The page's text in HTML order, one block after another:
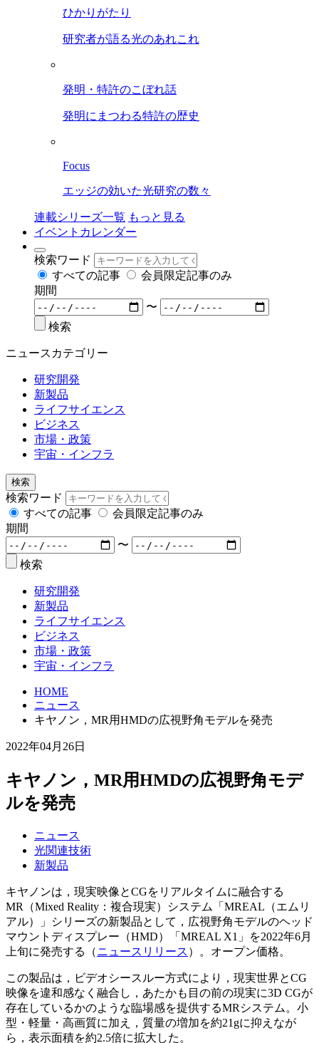
ひかりがたり
研究者が語る光のあれこれ
発明・特許のこぼれ話
発明にまつわる特許の歴史
Focus
エッジの効いた光研究の数々
連載シリーズ一覧 もっと見る
イベントカレンダー
検索ワード
すべての記事
会員限定記事のみ
期間
〜
検索
ニュースカテゴリー
研究開発
新製品
ライフサイエンス
ビジネス
市場・政策
宇宙・インフラ
検索
検索ワード
すべての記事
会員限定記事のみ
期間
〜
検索
研究開発
新製品
ライフサイエンス
ビジネス
市場・政策
宇宙・インフラ
HOME
ニュース
キヤノン，MR用HMDの広視野角モデルを発売
2022年04月26日
キヤノン，MR用HMDの広視野角モデ
ルを発売
ニュース
光関連技術
新製品
キヤノンは，現実映像とCGをリアルタイムに融合する
MR（Mixed Reality：複合現実）システム「MREAL（エムリ
アル）」シリーズの新製品として，広視野角モデルのヘッド
マウントディスプレー（HMD）「MREAL X1」を2022年6月
上旬に発売する（ニュースリリース ）。オープン価格。
この製品は，ビデオシースルー方式により，現実世界とCG
映像を違和感なく融合し，あたかも目の前の現実に3D CGが
存在しているかのような臨場感を提供するMRシステム。小
型・軽量・高画質に加え，質量の増加を約21gに抑えなが
ら，表示面積を約2.5倍に拡大した。